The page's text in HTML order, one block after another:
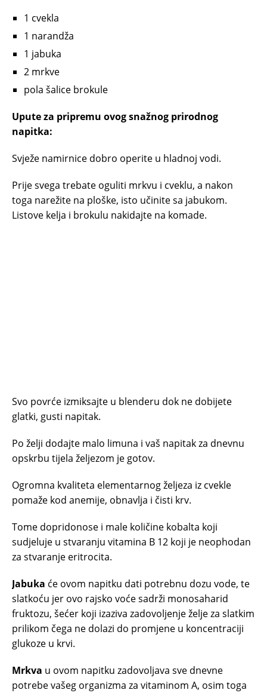
1 cvekla
1 narandža
1 jabuka
2 mrkve
pola šalice brokule
Upute za pripremu ovog snažnog prirodnog
napitka:
Svježe namirnice dobro operite u hladnoj vodi.
Prije svega trebate oguliti mrkvu i cveklu, a nakon
toga narežite na ploške, isto učinite sa jabukom.
Listove kelja i brokulu nakidajte na komade.
Svo povrće izmiksajte u blenderu dok ne dobijete
glatki, gusti napitak.
Po želji dodajte malo limuna i vaš napitak za dnevnu
opskrbu tijela željezom je gotov.
Ogromna kvaliteta elementarnog željeza iz cvekle
pomaže kod anemije, obnavlja i čisti krv.
Tome dopridonose i male količine kobalta koji
sudjeluje u stvaranju vitamina B 12 koji je neophodan
za stvaranje eritrocita.
Jabuka će ovom napitku dati potrebnu dozu vode, te
slatkoću jer ovo rajsko voće sadrži monosaharid
fruktozu, šećer koji izaziva zadovoljenje želje za slatkim
prilikom čega ne dolazi do promjene u koncentraciji
glukoze u krvi.
Mrkva u ovom napitku zadovoljava sve dnevne
potrebe vašeg organizma za vitaminom A, osim toga